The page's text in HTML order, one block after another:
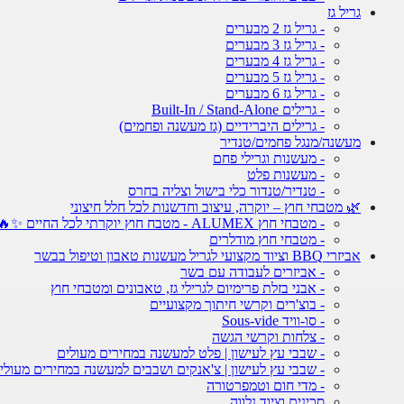
גריל גז
- גריל גז 2 מבערים
- גריל גז 3 מבערים
- גריל גז 4 מבערים
- גריל גז 5 מבערים
- גריל גז 6 מבערים
- גרילים Built-In / Stand-Alone
- גרילים היברידיים (גז מעשנה ופחמים)
מעשנה/מנגל פחמים/טנדיר
- מעשנות וגרילי פחם
- מעשנות פלט
- טנדיר/טנדור כלי בישול וצליה בחרס
🌿 מטבחי חוץ – יוקרה, עיצוב וחדשנות לכל חלל חיצוני
- מטבחי חוץ ALUMEX - מטבח חוץ יוקרתי לכל החיים ✨🔥
- מטבחי חוץ מודלרים
אביזרי BBQ וציוד מקצועי לגריל מעשנות טאבון וטיפול בבשר
- אביזרים לעבודה עם בשר
- אבני בזלת פרימיום לגרילי גז, טאבונים ומטבחי חוץ
- בוצ'רים וקרשי חיתוך מקצועיים
- סו-וויד Sous-vide
- צלחות וקרשי הגשה
- שבבי עץ לעישון | פלט למעשנה במחירים מעולים
- שבבי עץ לעישון | צ'אנקים ושבבים למעשנה במחירים
- מדי חום וטמפרטורה